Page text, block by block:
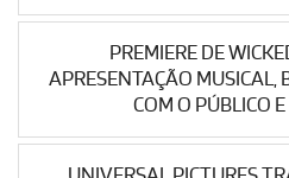
PREMIERE DE
APRESENTAÇÃO MUSICAL,
COM O PÚBLICO